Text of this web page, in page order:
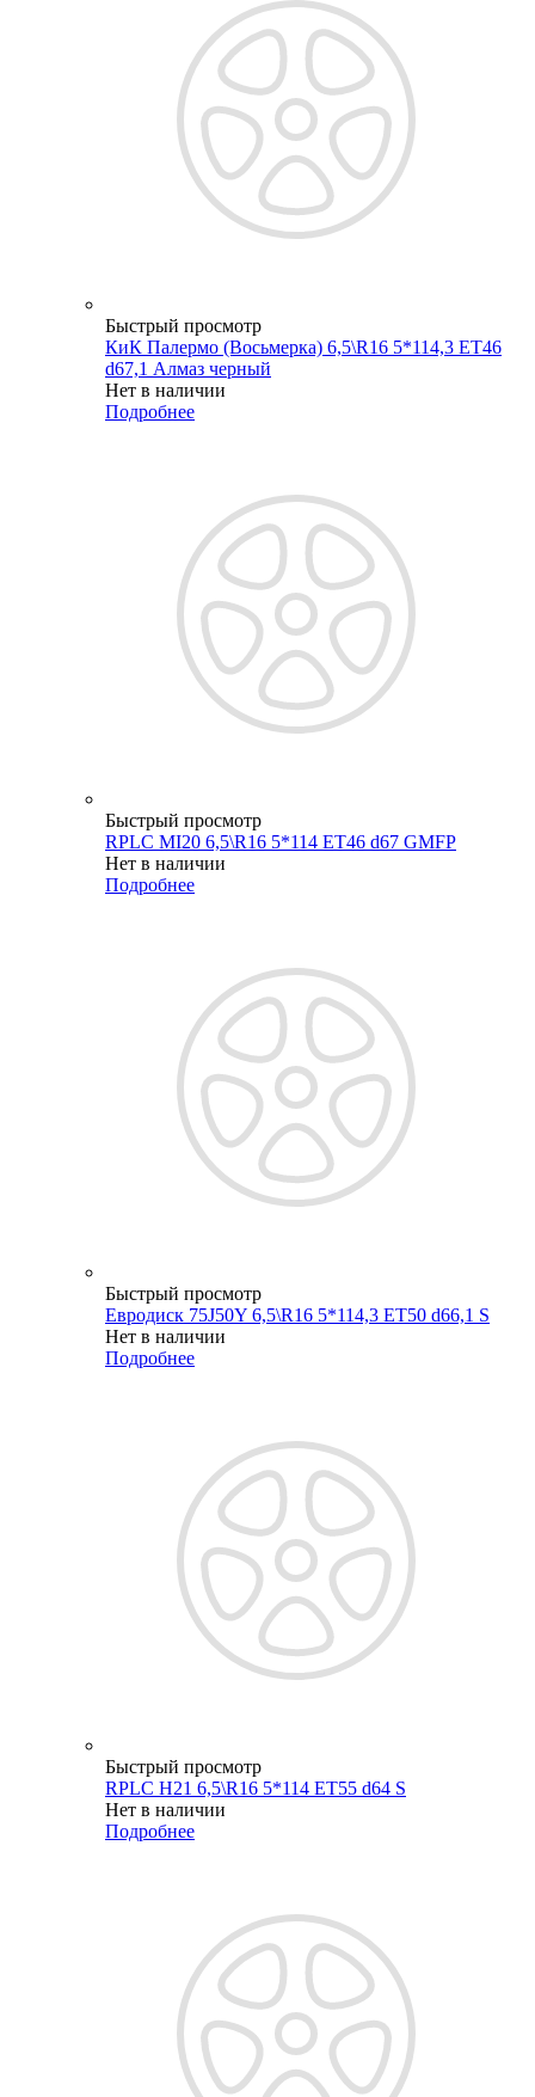
Быстрый просмотр
КиК Палермо (Восьмерка) 6,5\R16 5*114,3 ET46
d67,1 Алмаз черный
Нет в наличии
Подробнее
Быстрый просмотр
RPLC MI20 6,5\R16 5*114 ET46 d67 GMFP
Нет в наличии
Подробнее
Быстрый просмотр
Евродиск 75J50Y 6,5\R16 5*114,3 ET50 d66,1 S
Нет в наличии
Подробнее
Быстрый просмотр
RPLC H21 6,5\R16 5*114 ET55 d64 S
Нет в наличии
Подробнее